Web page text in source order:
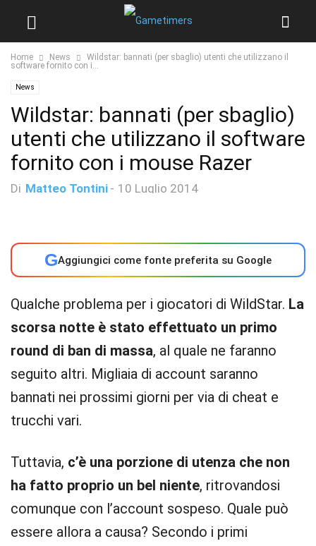
Home News
Wildstar: bannati (per sbaglio) utenti che utilizzano il
software fornito con i...
News
Wildstar: bannati (per sbaglio)
utenti che utilizzano il software
fornito con i mouse Razer
Di Matteo Tontini - 10 Luglio 2014
GAggiungici come fonte preferita su Google
Qualche problema per i giocatori di WildStar. La
scorsa notte è stato effettuato un primo
round di ban di massa, al quale ne faranno
seguito altri. Migliaia di account saranno
bannati nei prossimi giorni per via di cheat e
trucchi vari.
Tuttavia, c’è una porzione di utenza che non
ha fatto proprio un bel niente, ritrovandosi
comunque con l’account sospeso. Quale può
essere allora a causa? Secondo i primi